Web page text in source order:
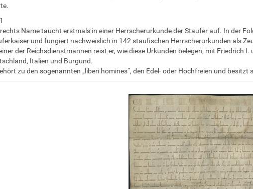
Name taucht erstmals in einer Herrscherurkunde der Staufer auf. In der
und fungiert nachweislich in 142 staufischen Herrscherurkunden als
der Reichsdienstmannen reist er, wie diese Urkunden belegen, mit Friedrich
Italien und Burgund.
zu den sogenannten „liberi homines“, den Edel- oder Hochfreien und